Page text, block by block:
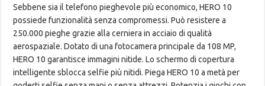
Sebbene sia il telefono pieghevole più economico, HERO 10
possiede funzionalità senza compromessi. Può resistere a
250.000 pieghe grazie alla cerniera in acciaio di qualità
aerospaziale. Dotato di una fotocamera principale da 108 MP,
HERO 10 garantisce immagini nitide. Lo schermo di copertura
intelligente sblocca selfie più nitidi. Piega HERO 10 a metà per